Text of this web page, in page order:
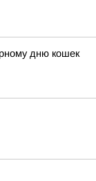
дню кошек